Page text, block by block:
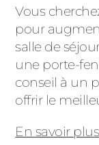
Vous
pour
salle de
une porte-
conseil à un
offrir le
En savoir plus
BAIES
PORTES
VOLETS
PERGOLAS